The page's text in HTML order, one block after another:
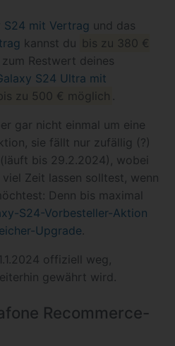
S24 mit Vertrag und das
kannst du bis zu 380 €
Restwert deines
S24 Ultra mit
zu 500 € möglich .
gar nicht einmal um eine
sie fällt nur zufällig (?)
bis 29.2.2024), wobei
Zeit lassen solltest, wenn
Denn bis maximal
S24-Vorbesteller-Aktion
Upgrade.
offiziell weg,
gewährt wird.
Recommerce-